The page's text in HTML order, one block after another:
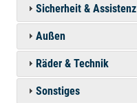
Sicherheit & Assistenz
Außen
Räder & Technik
Sonstiges